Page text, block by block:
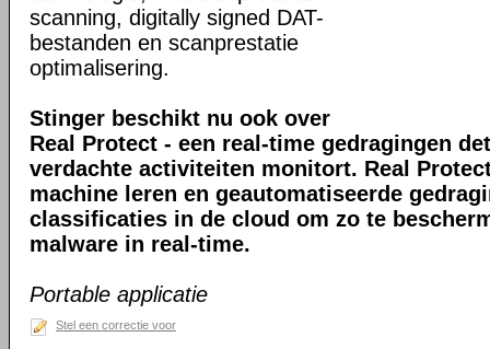
scanning, digitally signed DAT-
bestanden en scanprestatie
optimalisering.
Stinger beschikt nu ook over
Real Protect - een real-time gedragingen
verdachte activiteiten monitort. Real
machine leren en geautomatiseerde
classificaties in de cloud om zo te
malware in real-time.
Portable applicatie
Stel een correctie voor